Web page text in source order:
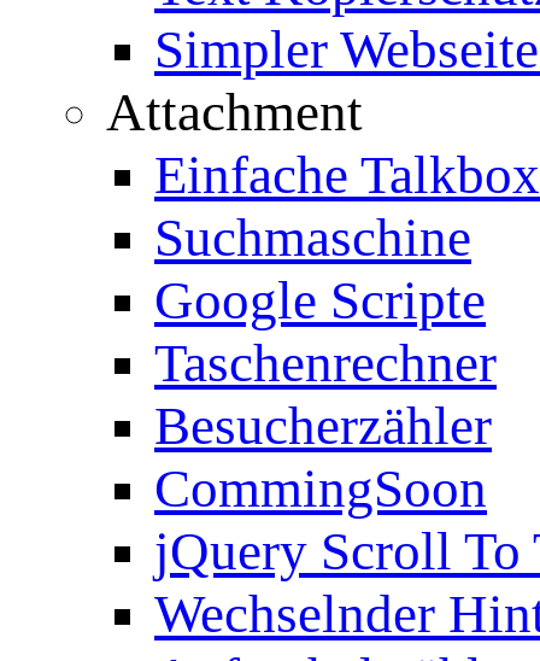
Simpler
Attachment
Einfache Talkbox
Suchmaschine
Google Scripte
Taschenrechner
Besucherzähler
CommingSoon
jQuery Scroll To
Wechselnder